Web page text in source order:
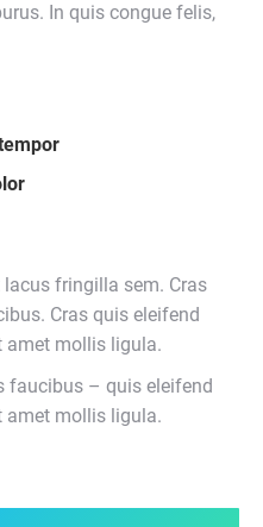
In quis congue felis,
fringilla sem. Cras
Cras quis eleifend
amet mollis ligula.
faucibus – quis eleifend
amet mollis ligula.